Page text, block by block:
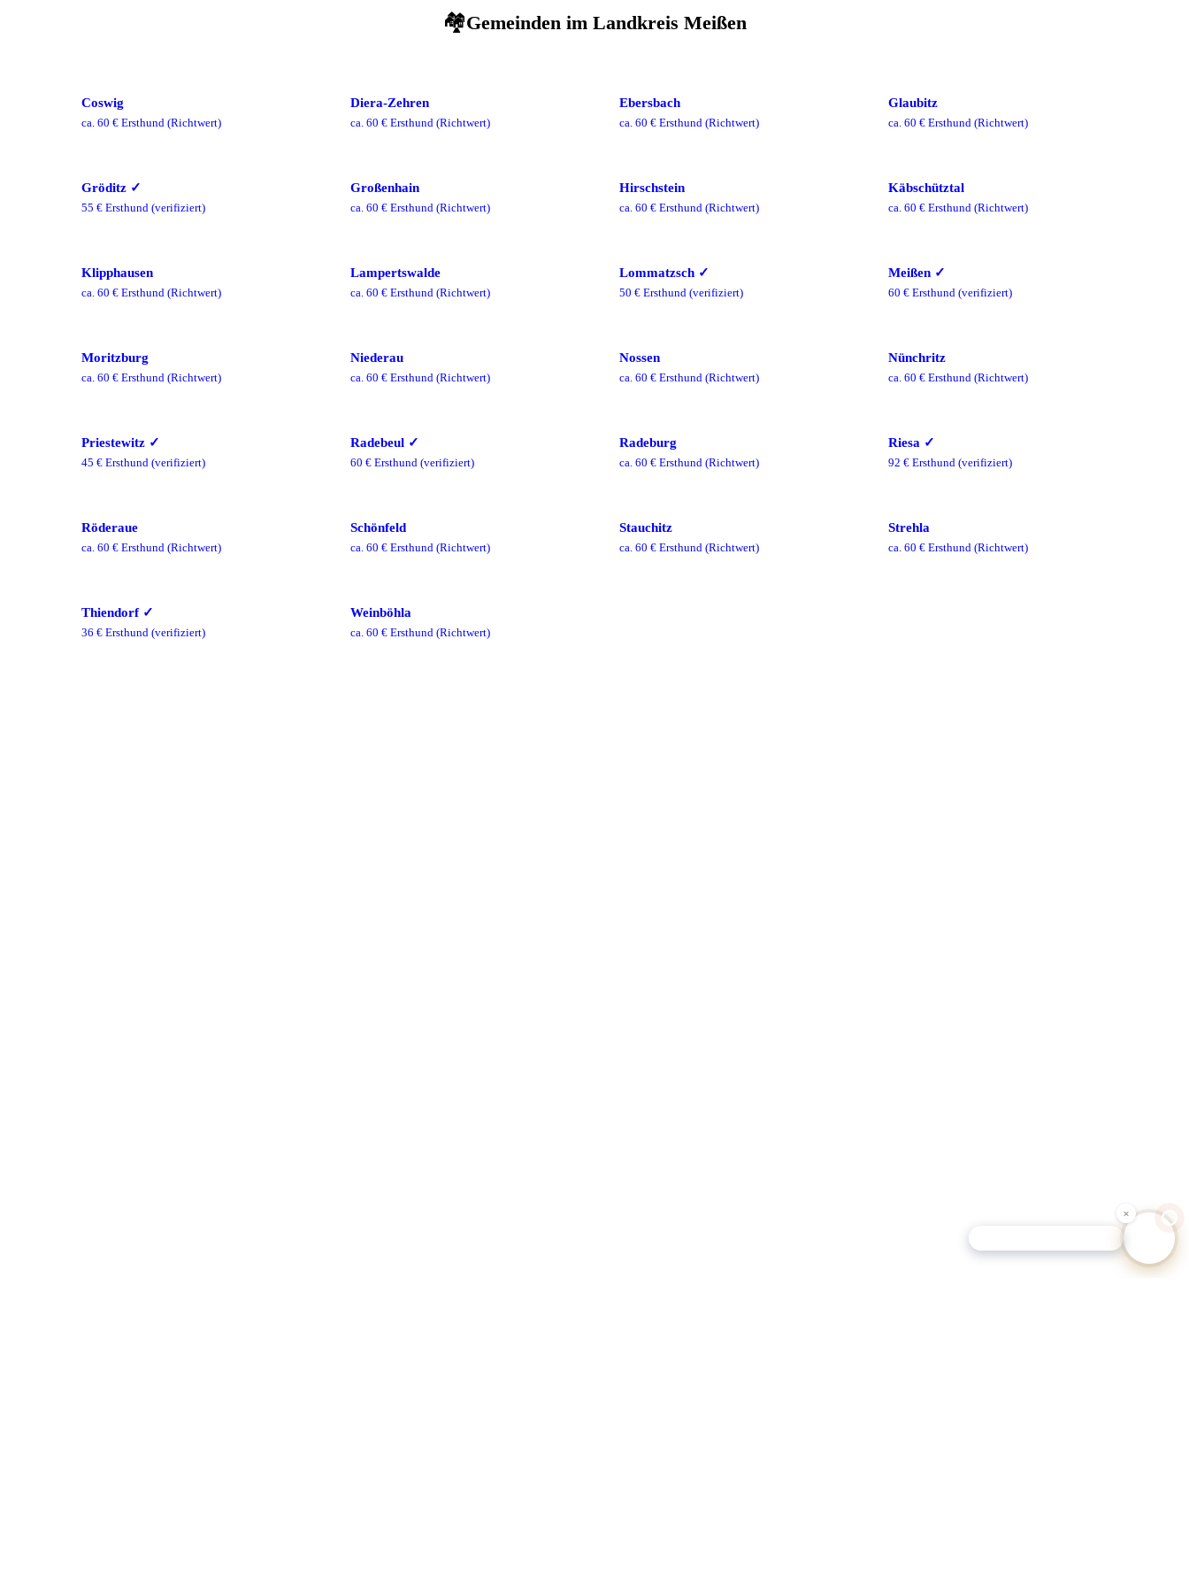
🏘️Gemeinden im Landkreis Meißen
Coswig
ca. 60 € Ersthund (Richtwert)
Diera-Zehren
ca. 60 € Ersthund (Richtwert)
Ebersbach
ca. 60 € Ersthund (Richtwert)
Glaubitz
ca. 60 € Ersthund (Richtwert)
Gröditz ✓
55 € Ersthund (verifiziert)
Großenhain
ca. 60 € Ersthund (Richtwert)
Hirschstein
ca. 60 € Ersthund (Richtwert)
Käbschütztal
ca. 60 € Ersthund (Richtwert)
Klipphausen
ca. 60 € Ersthund (Richtwert)
Lampertswalde
ca. 60 € Ersthund (Richtwert)
Lommatzsch ✓
50 € Ersthund (verifiziert)
Meißen ✓
60 € Ersthund (verifiziert)
Moritzburg
ca. 60 € Ersthund (Richtwert)
Niederau
ca. 60 € Ersthund (Richtwert)
Nossen
ca. 60 € Ersthund (Richtwert)
Nünchritz
ca. 60 € Ersthund (Richtwert)
Priestewitz ✓
45 € Ersthund (verifiziert)
Radebeul ✓
60 € Ersthund (verifiziert)
Radeburg
ca. 60 € Ersthund (Richtwert)
Riesa ✓
92 € Ersthund (verifiziert)
Röderaue
ca. 60 € Ersthund (Richtwert)
Schönfeld
ca. 60 € Ersthund (Richtwert)
Stauchitz
ca. 60 € Ersthund (Richtwert)
Strehla
ca. 60 € Ersthund (Richtwert)
Thiendorf✓
36 € Ersthund (verifiziert)
Weinböhla
ca. 60 € Ersthund (Richtwert)